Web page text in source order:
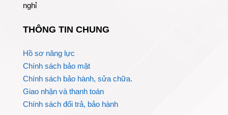
nghỉ
THÔNG TIN CHUNG
Hồ sơ năng lực
Chính sách bảo mật
Chính sách bảo hành, sửa chữa.
Giao nhận và thanh toán
Chính sách đổi trả, bảo hành